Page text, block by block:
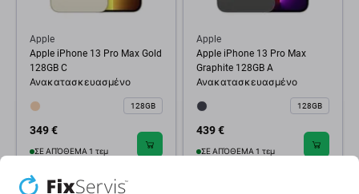
Apple
Apple iPhone 13 Pro Max Gold
128GB C
Ανακατασκευασμένο
128GB
349 €
ΣΕ ΑΠΌΘΕΜΑ 1 τεμ
Apple
Apple iPhone 13 Pro Max
Graphite 128GB A
Ανακατασκευασμένο
128GB
439 €
ΣΕ ΑΠΌΘΕΜΑ 1 τεμ